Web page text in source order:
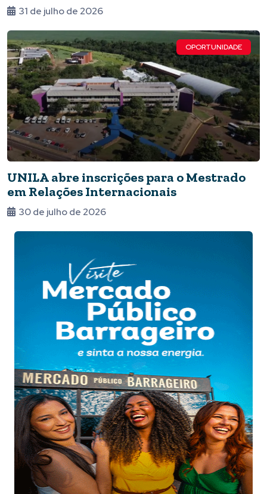
31 de julho de 2026
OPORTUNIDADE
UNILA abre inscrições para o Mestrado
em Relações Internacionais
30 de julho de 2026